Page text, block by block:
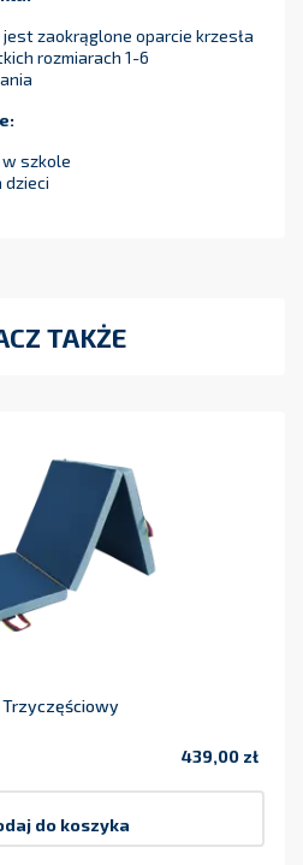
zaokrąglone oparcie krzesła
rozmiarach 1-6
w szkole
TAKŻE
439,00 zł
do koszyka